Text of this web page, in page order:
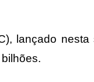
lançado